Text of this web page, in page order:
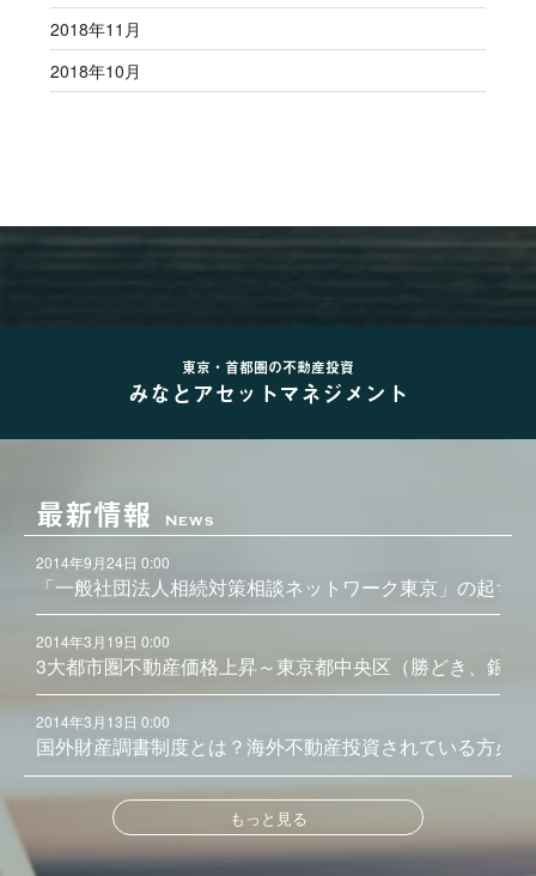
2018年11月
2018年10月
東京・首都圏の不動産投資
みなとアセットマネジメント
最新情報 News
2014年9月24日 0:00
「一般社団法人相続対策相談ネットワーク東京」の起ち
2014年3月19日 0:00
3大都市圏不動産価格上昇～東京都中央区（勝どき、銀座
2014年3月13日 0:00
国外財産調書制度とは？海外不動産投資されている方必見
もっと見る